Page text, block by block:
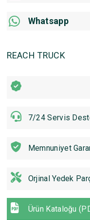
Whatsapp
REACH TRUCK
7/24 Servis
Memnuniyet
Orjinal Yedek
Ürün Kataloğu